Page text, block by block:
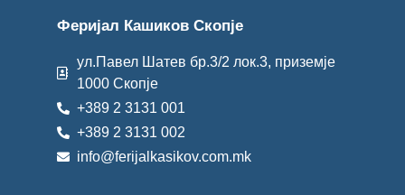
Феријал Кашиков Скопје
ул.Павел Шатев бр.3/2 лок.3, приземје
1000 Скопје
+389 2 3131 001
+389 2 3131 002
info@ferijalkasikov.com.mk